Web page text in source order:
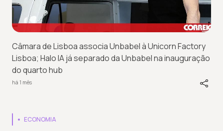
Câmara de Lisboa associa Unbabel à Unicorn Factory
Lisboa; Halo IA já separado da Unbabel na inauguração
do quarto hub
há 1 mês
ECONOMIA